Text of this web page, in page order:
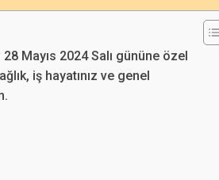
Mayıs 2024 Salı gününe özel
iş hayatınız ve genel